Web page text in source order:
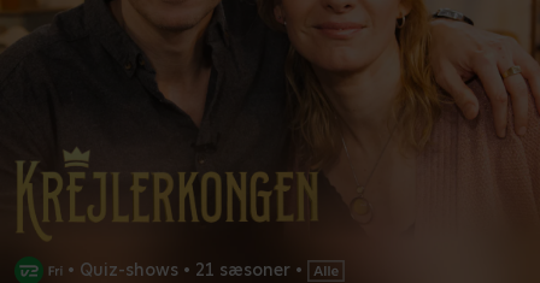
• Quiz-shows • 21 sæsoner •